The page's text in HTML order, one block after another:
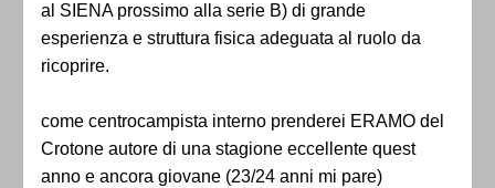
al SIENA prossimo alla serie B) di grande
esperienza e struttura fisica adeguata al ruolo da
ricoprire.
come centrocampista interno prenderei ERAMO del
Crotone autore di una stagione eccellente quest
anno e ancora giovane (23/24 anni mi pare)